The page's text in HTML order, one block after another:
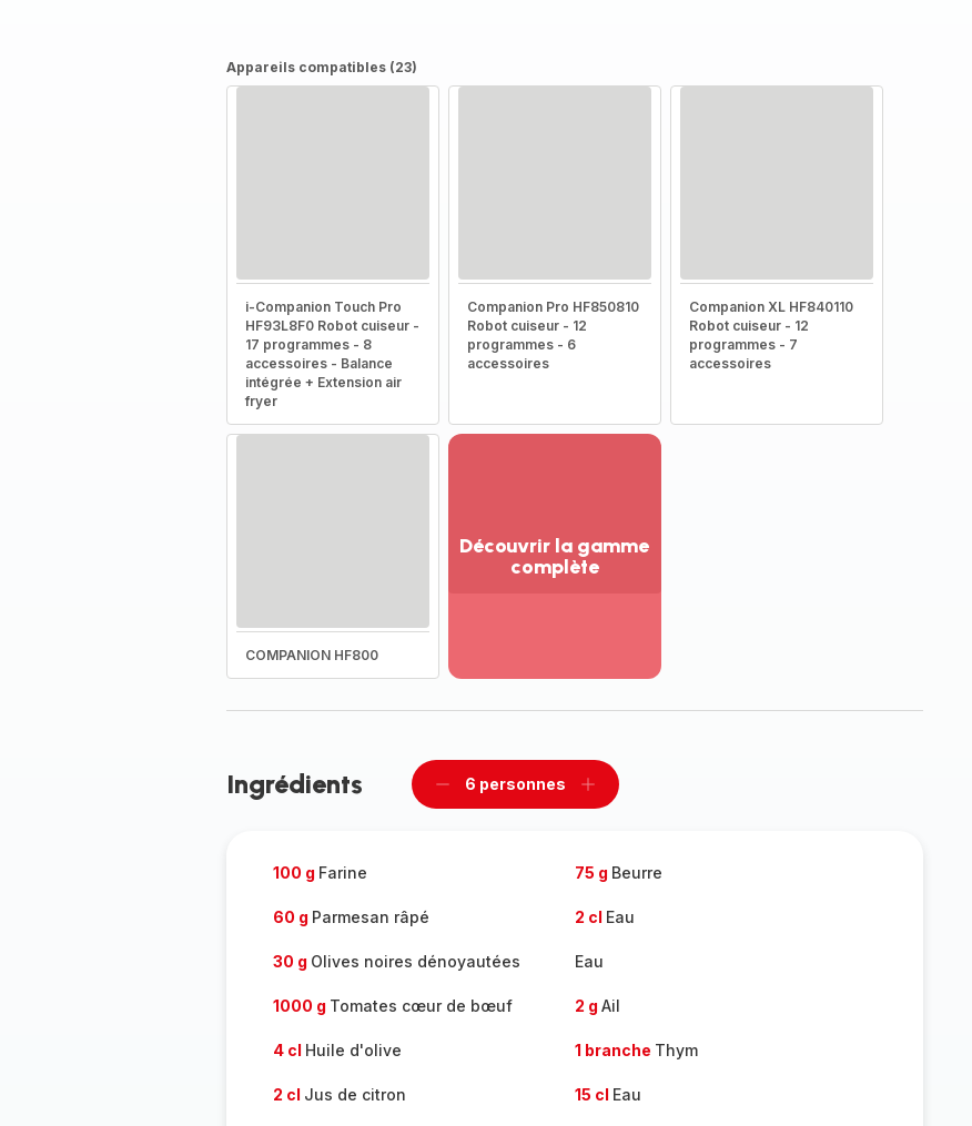
Appareils compatibles (23)
i-Companion Touch Pro
HF93L8F0 Robot cuiseur -
17 programmes - 8
accessoires - Balance
intégrée + Extension air
fryer
Companion Pro HF850810
Robot cuiseur - 12
programmes - 6
accessoires
Companion XL HF840110
Robot cuiseur - 12
programmes - 7
accessoires
COMPANION HF800
Découvrir la gamme
complète
la
Ingrédients
Supprimer
6 personnes
Ajouter
100 g Farine 75 g Beurre
60 g Parmesan râpé 2 cl Eau
30 g Olives noires dénoyautées Eau
1000 g Tomates cœur de bœuf 2 g Ail
4 cl Huile d'olive 1 branche Thym
2 cl Jus de citron 15 cl Eau